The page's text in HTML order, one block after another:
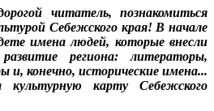
читатель, познакомиться
Себежскогокрая! В начале
имена людей, которые внесли
региона: литераторы,
и, конечно, исторические имена...
культурную карту Себежского